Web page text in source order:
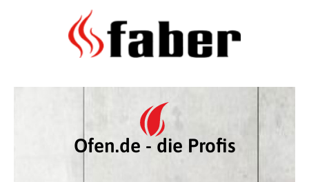
Ofen.de - die Profis